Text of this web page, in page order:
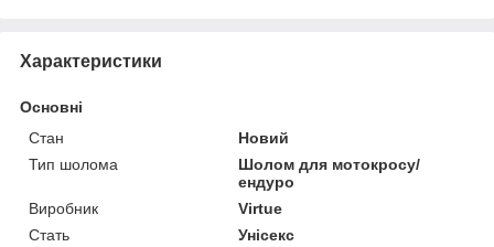
Характеристики
Основні
Стан
Новий
Тип шолома
Шолом для мотокросу/
ендуро
Виробник
Virtue
Стать
Унісекс